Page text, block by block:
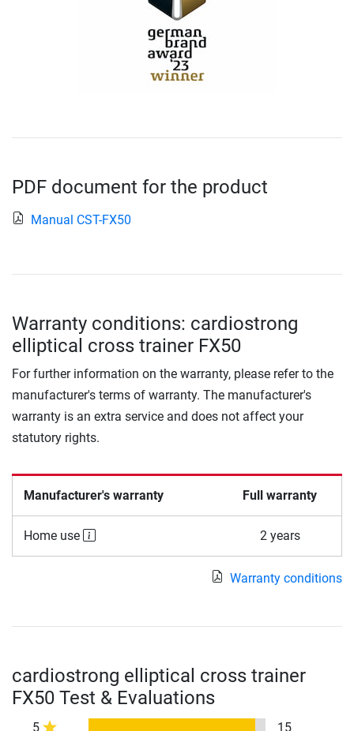
PDF document for the product
Manual CST-FX50
Warranty conditions: cardiostrong
elliptical cross trainer FX50
For further information on the warranty, please refer to the
manufacturer's terms of warranty. The manufacturer's
warranty is an extra service and does not affect your
statutory rights.
Manufacturer's warranty Full warranty
Home use 2 years
Warranty conditions
cardiostrong elliptical cross trainer
FX50 Test & Evaluations
5 15